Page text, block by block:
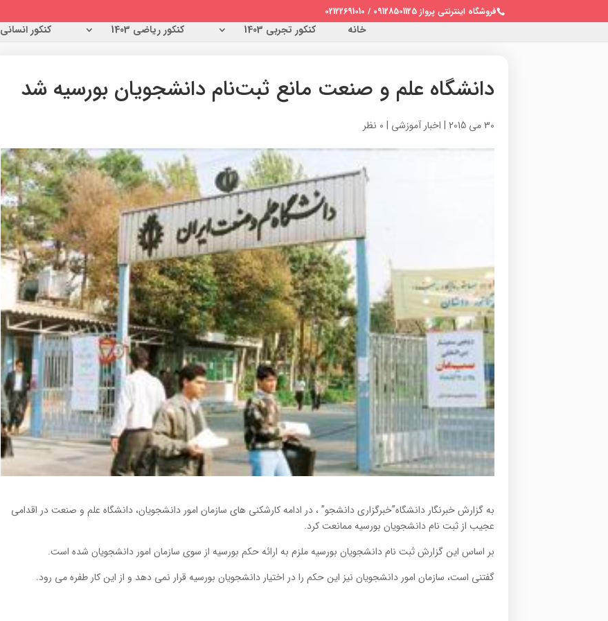
فروشگاه اینترنتی پرواز 09128501125 / 02122691010
خانه کنکور تجربی 1403 کنکور ریاضی 1403 کنکور انسانی 1403
دانشگاه علم و صنعت مانع ثبت‌نام دانشجویان بورسیه شد
30 می 2015 | اخبار آموزشی | 0 نظر
به گزارش خبرنگار دانشگاه”خبرگزاری دانشجو” ، در ادامه کارشکنی های سازمان امور دانشجویان، دانشگاه علم و صنعت در اقدامی
عجیب از ثبت نام دانشجویان بورسیه ممانعت کرد.
بر اساس این گزارش ثبت نام دانشجویان بورسیه ملزم به ارائه حکم بورسیه از سوی سازمان امور دانشجویان شده است.
گفتنی است، سازمان امور دانشجویان نیز این حکم را در اختیار دانشجویان بورسیه قرار نمی دهد و از این کار طفره می رود.